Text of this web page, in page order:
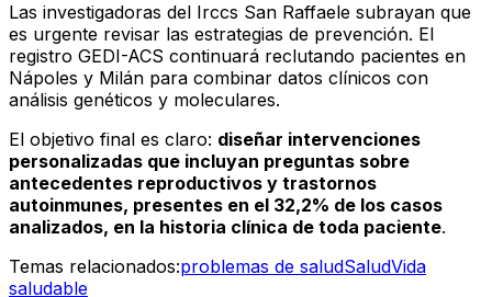
Las investigadoras del Irccs San Raffaele subrayan que
es urgente revisar las estrategias de prevención. El
registro GEDI-ACS continuará reclutando pacientes en
Nápoles y Milán para combinar datos clínicos con
análisis genéticos y moleculares.
El objetivo final es claro: diseñar intervenciones
personalizadas que incluyan preguntas sobre
antecedentes reproductivos y trastornos
autoinmunes, presentes en el 32,2% de los casos
analizados, en la historia clínica de toda paciente.
Temas relacionados:problemas de saludSaludVida
saludable